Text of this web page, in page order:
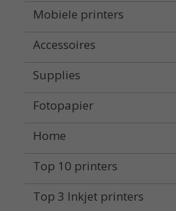
Mobiele printers
Accessoires
Supplies
Fotopapier
Home
Top 10 printers
Top 3 Inkjet printers